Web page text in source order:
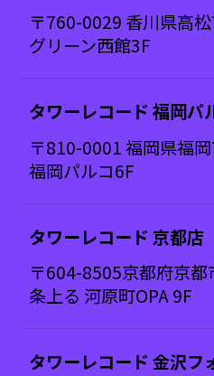
〒760-0029 香川県高
グリーン西館3F
タワーレコード 福岡パ
〒810-0001 福岡県福
福岡パルコ6F
タワーレコード 京都店
〒604-8505京都府京
条上る 河原町OPA 9F
タワーレコード 金沢フ